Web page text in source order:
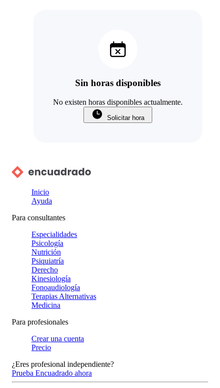
Sin horas disponibles
No existen horas disponibles actualmente.
Solicitar hora
Inicio
Ayuda
Para consultantes
Especialidades
Psicología
Nutrición
Psiquiatría
Derecho
Kinesiología
Fonoaudiología
Terapias Alternativas
Medicina
Para profesionales
Crear una cuenta
Precio
¿Eres profesional independiente?
Prueba Encuadrado ahora